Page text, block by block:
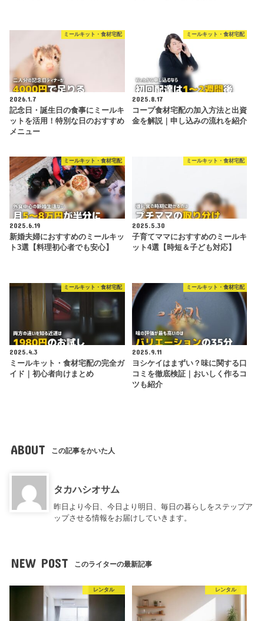
ミールキット・食材宅配
2026.1.7
記念日・誕生日の食事にミールキ
ットを活用！特別な日のおすすめ
メニュー
ミールキット・食材宅配
2025.8.17
コープ食材宅配の加入方法と出資
金を解説｜申し込みの流れを紹介
ミールキット・食材宅配
2025.6.19
新婚夫婦におすすめのミールキッ
ト3選【料理初心者でも安心】
ミールキット・食材宅配
2025.5.30
子育てママにおすすめのミールキ
ット4選【時短＆子ども対応】
ミールキット・食材宅配
2025.4.3
ミールキット・食材宅配の完全ガ
イド｜初心者向けまとめ
ミールキット・食材宅配
2025.9.11
ヨシケイはまずい？味に関する口
コミを徹底検証｜おいしく作るコ
ツも紹介
ABOUT この記事をかいた人
タカハシオサム
昨日より今日、今日より明日、毎日の暮らしをステップア
ップさせる情報をお届けしていきます。
NEW POST このライターの最新記事
レンタル レンタル